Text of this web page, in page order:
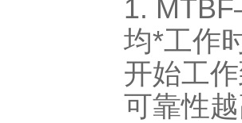
1.
均*工作
开始工
可靠性